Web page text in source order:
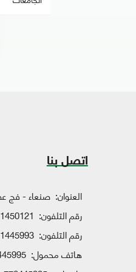
اتصل بنا
العنوان: صنعاء - فج
رقم التلفون:
رقم التلفون:
هاتف محمول: